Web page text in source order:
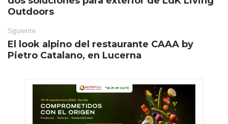
Outdoors
Siguiente
El look alpino del restaurante CAAA by
Pietro Catalano, en Lucerna